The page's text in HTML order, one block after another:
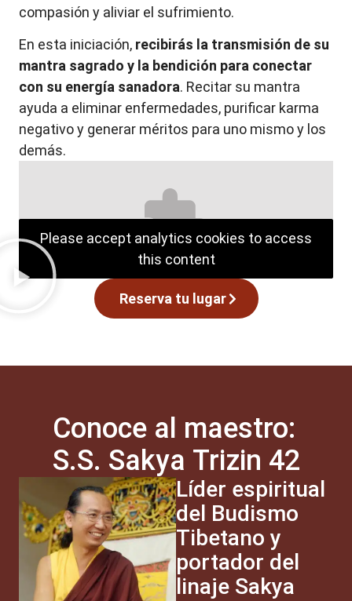
compasión y aliviar el sufrimiento.
En esta iniciación, recibirás la transmisión de su
mantra sagrado y la bendición para conectar
con su energía sanadora. Recitar su mantra
ayuda a eliminar enfermedades, purificar karma
negativo y generar méritos para uno mismo y los
demás.
Please accept analytics cookies to access
this content
Reserva tu lugar
Conoce al maestro:
S.S. Sakya Trizin 42
Líder espiritual
del Budismo
Tibetano y
portador del
linaje Sakya